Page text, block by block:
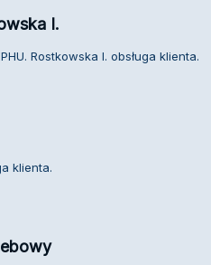
I.
Rostkowska I. obsługa klienta.
klienta.